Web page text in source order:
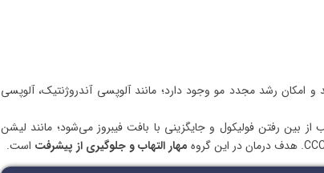
امکان رشد مجدد مو وجود دارد؛ مانند آلوپسی آندروژنتیک، آلوپسی
بین رفتن فولیکول و جایگزینی با بافت فیبروز می‌شود؛ مانند لیشن
مهار التهاب و جلوگیری از پیشرفت است.